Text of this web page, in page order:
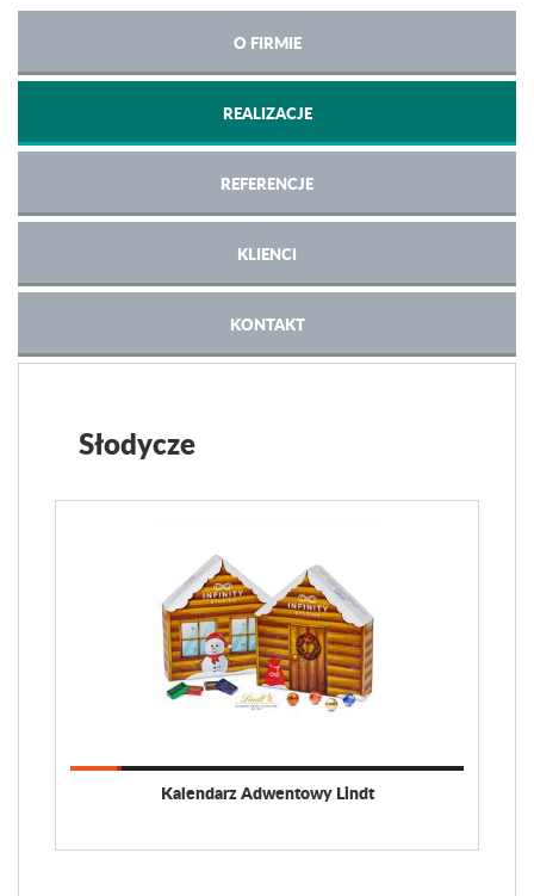
O FIRMIE
REALIZACJE
REFERENCJE
KLIENCI
KONTAKT
Słodycze
Kalendarz Adwentowy Lindt